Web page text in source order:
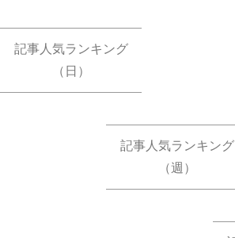
記事人気ランキング
（日）
記事人気ランキング
（週）